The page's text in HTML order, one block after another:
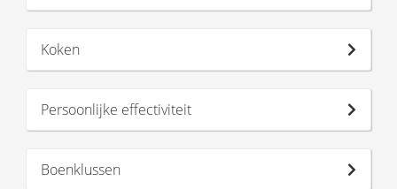
Koken
Persoonlijke effectiviteit
Boenklussen